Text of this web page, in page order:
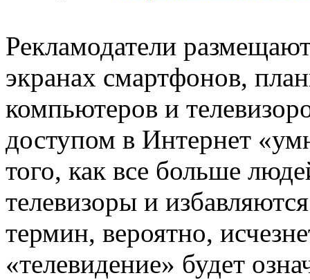
Рекламодатели
экранах смартфонов,
компьютеров и
доступом в Интернет
того, как все больше
телевизоры и
термин, вероятно,
«телевидение» будет